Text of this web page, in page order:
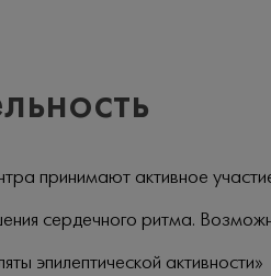
принимают активное
сердечного ритма.
эпилептической активности»